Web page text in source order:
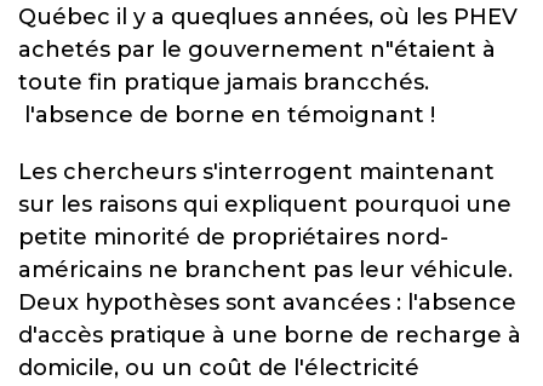
Québec il y a queqlues années, où les PHEV
achetés par le gouvernement n"étaient à
toute fin pratique jamais brancchés.
l'absence de borne en témoignant !
Les chercheurs s'interrogent maintenant
sur les raisons qui expliquent pourquoi une
petite minorité de propriétaires nord-
américains ne branchent pas leur véhicule.
Deux hypothèses sont avancées : l'absence
d'accès pratique à une borne de recharge à
domicile, ou un coût de l'électricité